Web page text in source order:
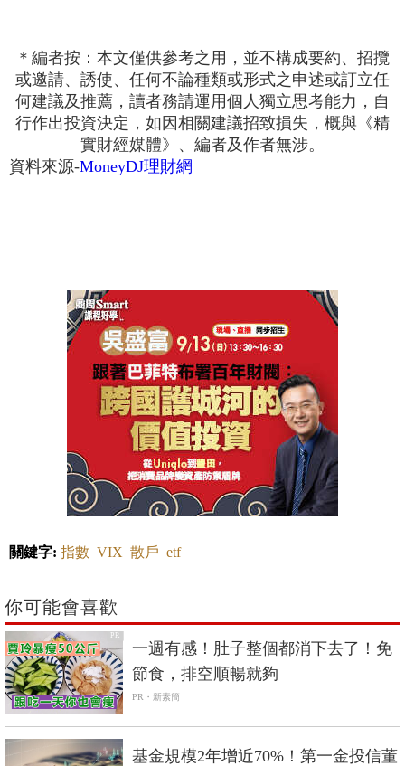
＊編者按：本文僅供參考之用，並不構成要約、招攬
或邀請、誘使、任何不論種類或形式之申述或訂立任
何建議及推薦，讀者務請運用個人獨立思考能力，自
行作出投資決定，如因相關建議招致損失，概與《精
實財經媒體》、編者及作者無涉。
資料來源-MoneyDJ理財網
關鍵字: 指數 VIX 散戶 etf
你可能會喜歡
PR
一週有感！肚子整個都消下去了！免
節食，排空順暢就夠
PR・新素簡
基金規模2年增近70%！第一金投信董